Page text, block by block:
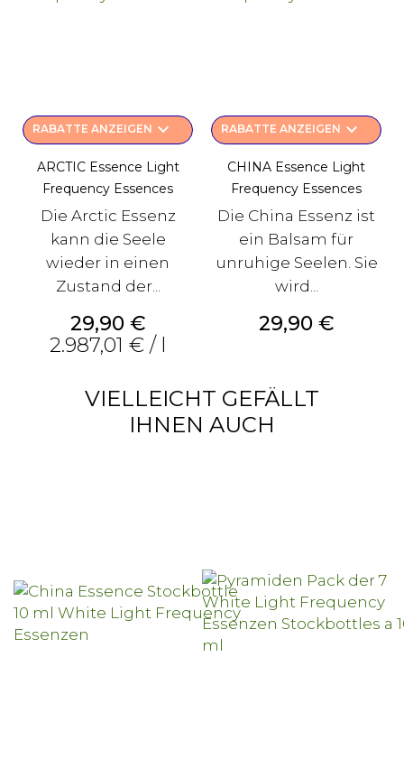
RABATTE ANZEIGEN keyboard_arrow_down
ARCTIC Essence Light
Frequency Essences
Die Arctic Essenz
kann die Seele
wieder in einen
Zustand der...
Preis
29,90 €
2.987,01 € / l
RABATTE ANZEIGEN keyboard_arrow_down
CHINA Essence Light
Frequency Essences
Die China Essenz ist
ein Balsam für
unruhige Seelen. Sie
wird...
Preis
29,90 €
VIELLEICHT GEFÄLLT
IHNEN AUCH